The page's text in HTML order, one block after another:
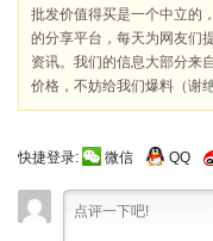
批发价值得买是一个中立的
的分享平台，每天为网友们
资讯。我们的信息大部分来
价格，不妨给我们爆料（谢
快捷登录: 微信 QQ